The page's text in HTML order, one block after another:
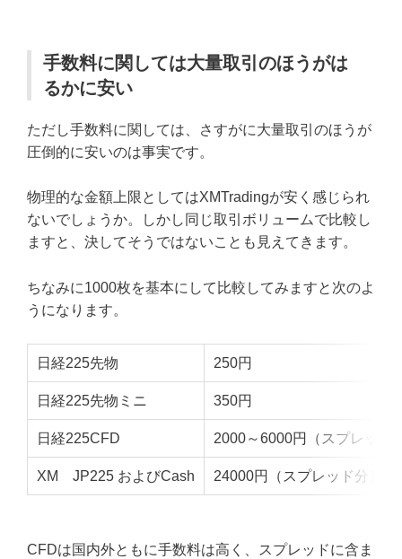
手数料に関しては大量取引のほうがは
るかに安い
ただし手数料に関しては、さすがに大量取引のほうが
圧倒的に安いのは事実です。
物理的な金額上限としてはXMTradingが安く感じられ
ないでしょうか。しかし同じ取引ボリュームで比較し
ますと、決してそうではないことも見えてきます。
ちなみに1000枚を基本にして比較してみますと次のよ
うになります。
日経225先物 250円
日経225先物ミニ 350円
日経225CFD 2000～6000円（スプレッド
XM JP225 およびCash 24000円（スプレッド分）
CFDは国内外ともに手数料は高く、スプレッドに含ま